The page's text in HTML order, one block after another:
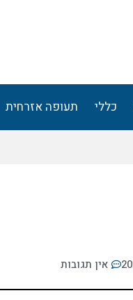
כללי תעופה אזרחית
אין תגובות